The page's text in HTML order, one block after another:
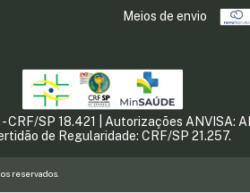
Meios de envio
SP 18.421 | Autorizações ANVISA:
de Regularidade: CRF/SP 21.257.
reservados.